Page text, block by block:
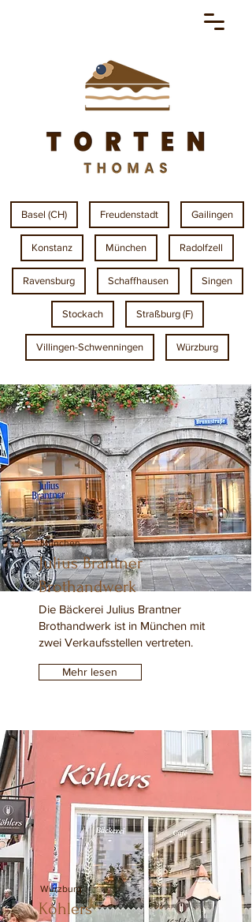
Basel (CH) Freudenstadt Gailingen
Konstanz München Radolfzell
Ravensburg Schaffhausen Singen
Stockach Straßburg (F)
Villingen-Schwenningen Würzburg
München
Julius Brantner
Brothandwerk
Die Bäckerei Julius Brantner
Brothandwerk ist in München mit
zwei Verkaufsstellen vertreten.
Mehr lesen
Würzburg
Köhlers